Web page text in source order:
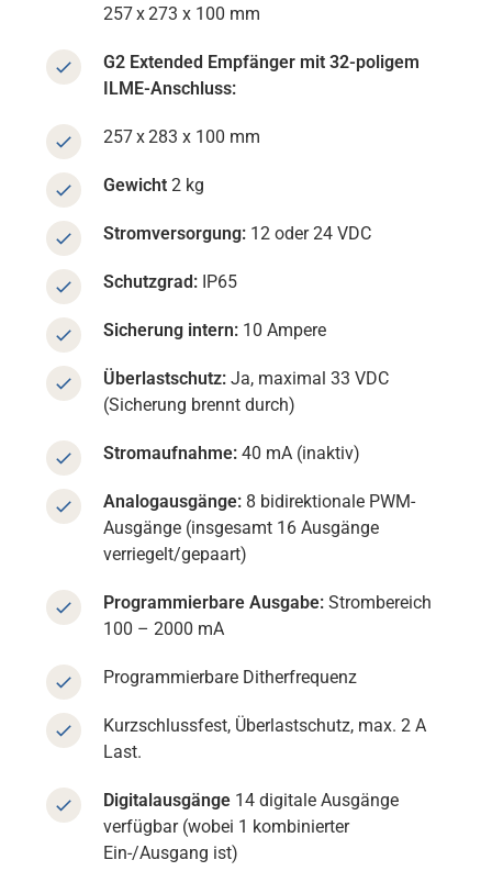
257 x 273 x 100 mm
G2 Extended Empfänger mit 32-poligem
ILME-Anschluss:
257 x 283 x 100 mm
Gewicht2 kg
Stromversorgung: 12 oder 24 VDC
Schutzgrad: IP65
Sicherung intern: 10 Ampere
Überlastschutz:Ja, maximal 33 VDC
(Sicherung brennt durch)
Stromaufnahme:40 mA (inaktiv)
Analogausgänge: 8 bidirektionale PWM-
Ausgänge (insgesamt 16 Ausgänge
verriegelt/gepaart)
Programmierbare Ausgabe: Strombereich
100 – 2000 mA
Programmierbare Ditherfrequenz
Kurzschlussfest, Überlastschutz, max. 2 A
Last.
Digitalausgänge 14 digitale Ausgänge
verfügbar (wobei 1 kombinierter
Ein-/Ausgang ist)